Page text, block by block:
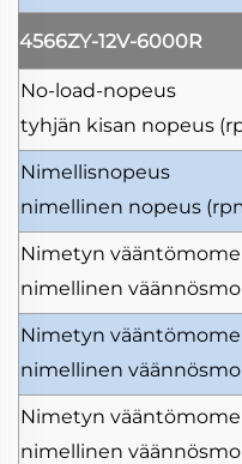
4566ZY-12V-6000R
No-load-nopeus
tyhjän kisan nopeus
Nimellisnopeus
nimellinen nopeus
Nimetyn
nimellinen
Nimetyn
nimellinen
Nimetyn
nimellinen